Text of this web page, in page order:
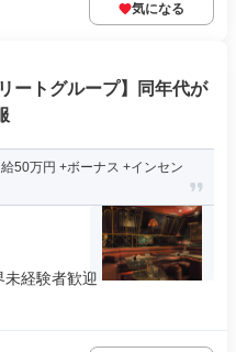
気になる
ートグループ】同年代が
50万円 +ボーナス +インセン
未経験者歓迎